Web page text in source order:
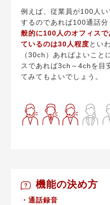
例えば、従業員が100人
するのであれば100通話
般的に100人のオフィス
ているのは30人程度とい
（30ch）あればよいこと
スであれば3ch～4chを目
てみてもよいでしょう。
機能の決め方
・通話録音